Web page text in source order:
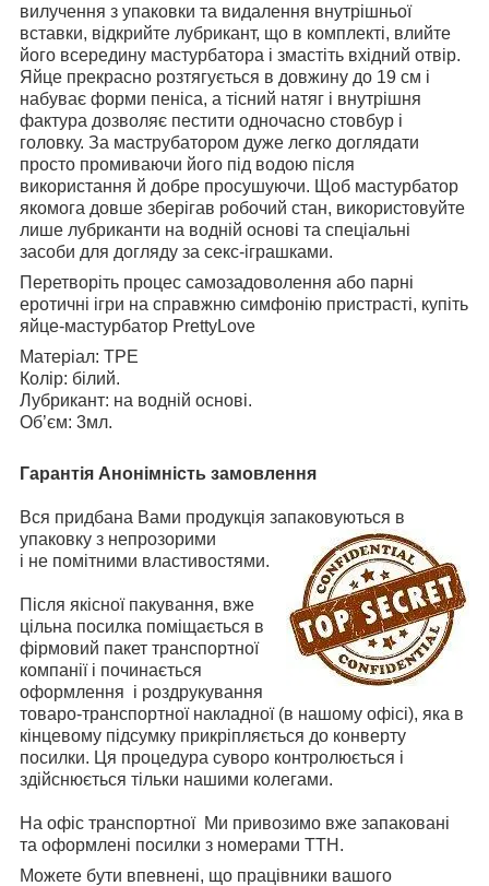
вилучення з упаковки та видалення внутрішньої
вставки, відкрийте лубрикант, що в комплекті, влийте
його всередину мастурбатора і змастіть вхідний отвір.
Яйце прекрасно розтягується в довжину до 19 см і
набуває форми пеніса, а тісний натяг і внутрішня
фактура дозволяє пестити одночасно стовбур і
головку. За маструбатором дуже легко доглядати
просто промиваючи його під водою після
використання й добре просушуючи. Щоб мастурбатор
якомога довше зберігав робочий стан, використовуйте
лише лубриканти на водній основі та спеціальні
засоби для догляду за секс-іграшками.
Перетворіть процес самозадоволення або парні
еротичні ігри на справжню симфонію пристрасті, купіть
яйце-мастурбатор PrettyLove
Матеріал: TPE
Колір: білий.
Лубрикант: на водній основі.
Об’єм: 3мл.
Гарантія Анонімність замовлення
Вся придбана Вами продукція запаковуються в
упаковку з непрозорими
і не помітними властивостями.
Після якісної пакування, вже
цільна посилка поміщається в
фірмовий пакет транспортної
компанії і починається
оформлення і роздрукування
товаро-транспортної накладної (в нашому офісі), яка в
кінцевому підсумку прикріпляється до конверту
посилки. Ця процедура суворо контролюється і
здійснюється тільки нашими колегами.
На офіс транспортної Ми привозимо вже запаковані
та оформлені посилки з номерами ТТН.
Можете бути впевнені, що працівники вашого